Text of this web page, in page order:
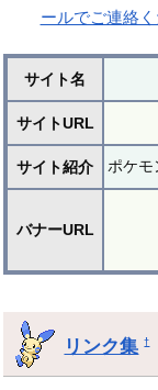
ールでご連絡
サイト名
サイトURL
サイト紹介 ポケ
バナーURL
リンク集 †